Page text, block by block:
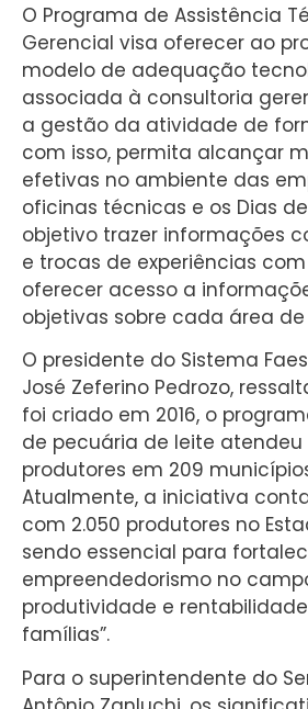
O Programa de Assistência
Gerencial visa oferecer ao
modelo de adequação
associada à consultoria
a gestão da atividade de
com isso, permita alcançar
efetivas no ambiente das
oficinas técnicas e os Dias
objetivo trazer informações
e trocas de experiências
oferecer acesso a
objetivas sobre cada área
O presidente do Sistema
José Zeferino Pedrozo,
foi criado em 2016, o
de pecuária de leite atendeu
produtores em 209
Atualmente, a iniciativa
com 2.050 produtores no
sendo essencial para
empreendedorismo no
produtividade e
famílias”.
Para o superintendente do